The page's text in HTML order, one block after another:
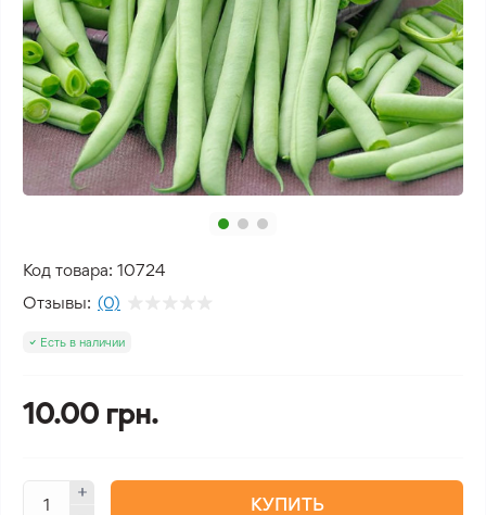
Код товара: 10724
Отзывы: (0)
Есть в наличии
10.00 грн.
КУПИТЬ